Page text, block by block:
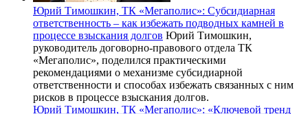
Юрий Тимошкин, ТК «Мегаполис»: Субсидиарная
ответственность – как избежать подводных камней в
процессе взыскания долгов Юрий Тимошкин,
руководитель договорно-правового отдела ТК
«Мегаполис», поделился практическими
рекомендациями о механизме субсидиарной
ответственности и способах избежать связанных с ним
рисков в процессе взыскания долгов.
Юрий Тимошкин, ТК «Мегаполис»: «Ключевой тренд